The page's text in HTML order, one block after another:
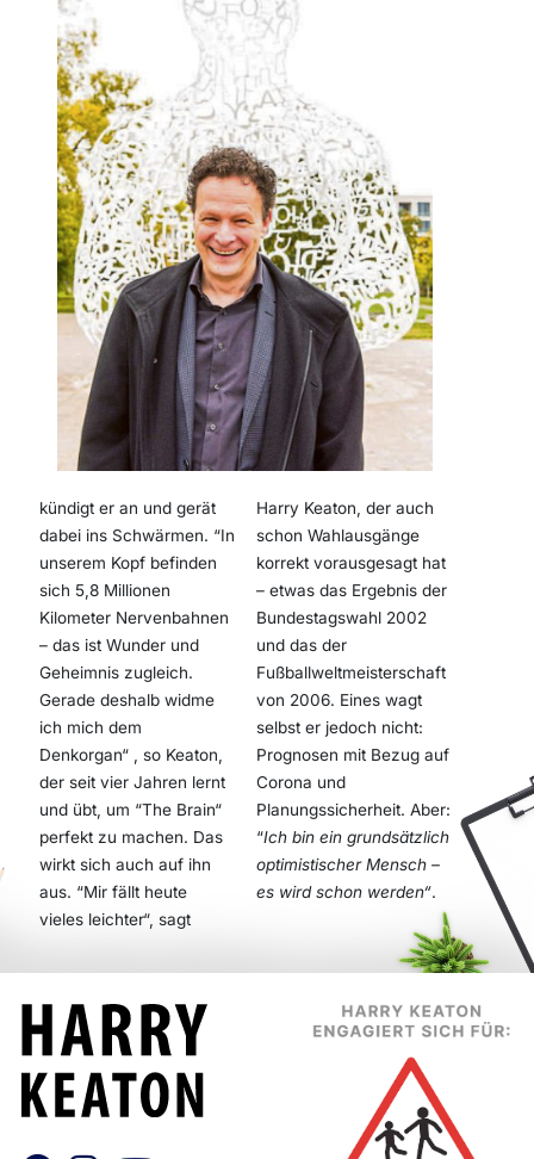
kündigt er an und gerät
dabei ins Schwärmen. “In
unserem Kopf befinden
sich 5,8 Millionen
Kilometer Nervenbahnen
– das ist Wunder und
Geheimnis zugleich.
Gerade deshalb widme
ich mich dem
Denkorgan“ , so Keaton,
der seit vier Jahren lernt
und übt, um “The Brain“
perfekt zu machen. Das
wirkt sich auch auf ihn
aus. “Mir fällt heute
vieles leichter“, sagt
Harry Keaton, der auch
schon Wahlausgänge
korrekt vorausgesagt hat
– etwas das Ergebnis der
Bundestagswahl 2002
und das der
Fußballweltmeisterschaft
von 2006. Eines wagt
selbst er jedoch nicht:
Prognosen mit Bezug auf
Corona und
Planungssicherheit. Aber:
“Ich bin ein grundsätzlich
optimistischer Mensch –
es wird schon werden“.